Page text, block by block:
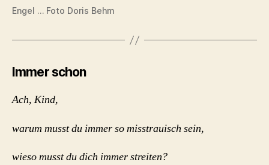
Engel … Foto Doris Behm
Immer schon
Ach, Kind,
warum musst du immer so misstrauisch sein,
wieso musst du dich immer streiten?